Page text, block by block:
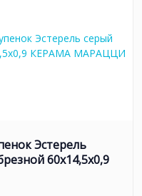
Эстерель
60x14,5x0,9